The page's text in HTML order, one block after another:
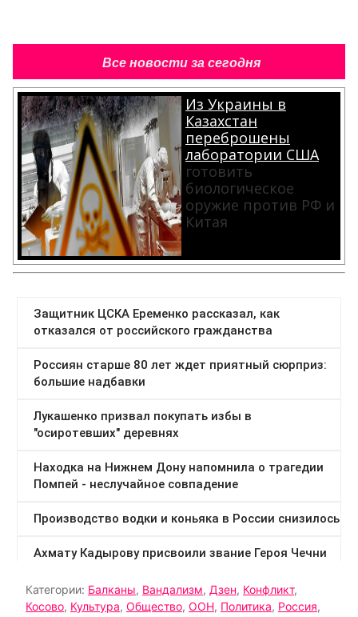
Все новости за сегодня
Из Украины в
Казахстан
переброшены
лаборатории США
готовить
биологическое
оружие против РФ и
Китая
Категории: Балканы, Вандализм, Дзен, Конфликт,
Косово, Культура, Общество, ООН, Политика, Россия,